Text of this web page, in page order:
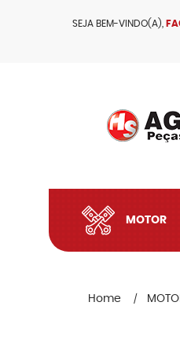
SEJA BEM-VINDO(A),
MOTOR
Home